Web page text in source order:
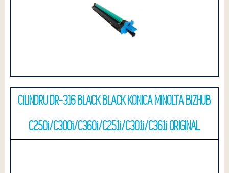
CILINDRU DR-316 BLACK BLACK KONICA MINOLTA BIZHUB
C250i/C300i/C360i/C251i/C301i/C361i ORIGINAL